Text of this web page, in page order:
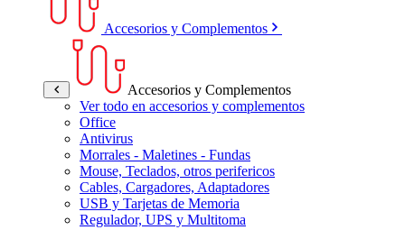
Accesorios y Complementos
Accesorios y Complementos
Ver todo en accesorios y complementos
Office
Antivirus
Morrales - Maletines - Fundas
Mouse, Teclados, otros perifericos
Cables, Cargadores, Adaptadores
USB y Tarjetas de Memoria
Regulador, UPS y Multitoma